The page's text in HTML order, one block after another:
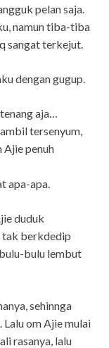
pelan saja.
namun tiba-tiba
sangat terkejut.
dengan gugup.
aja…
tersenyum,
Ajie penuh
apa-apa.
duduk
tak berkdedip
bulu lembut
sehinnga
Lalu om Ajie mulai
rasanya, lalu